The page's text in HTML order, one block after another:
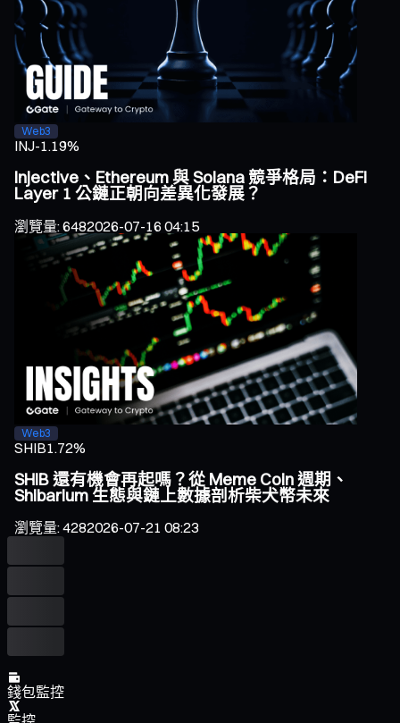
Web3
INJ-1.19%
Injective、Ethereum 與 Solana 競爭格局：DeFi
Layer 1 公鏈正朝向差異化發展？
瀏覽量:6482026-07-16 04:15
Web3
SHIB1.72%
SHIB 還有機會再起嗎？從 Meme Coin 週期、
Shibarium 生態與鏈上數據剖析柴犬幣未來
瀏覽量:4282026-07-21 08:23
錢包監控